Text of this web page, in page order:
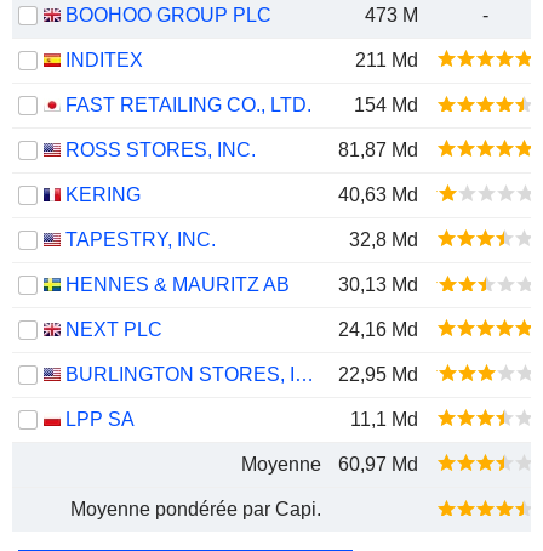
BOOHOO GROUP PLC 473 M -
INDITEX 211 Md
FAST RETAILING CO., LTD. 154 Md
ROSS STORES, INC. 81,87 Md
KERING 40,63 Md
TAPESTRY, INC. 32,8 Md
HENNES & MAURITZ AB 30,13 Md
NEXT PLC 24,16 Md
BURLINGTON STORES, INC. 22,95 Md
LPP SA 11,1 Md
Moyenne 60,97 Md
Moyenne pondérée par Capi.